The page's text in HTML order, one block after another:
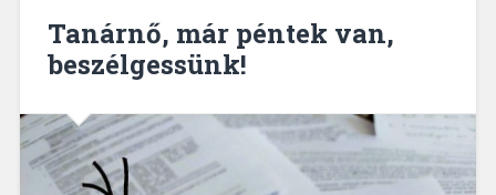
Tanárnő, már péntek van,
beszélgessünk!